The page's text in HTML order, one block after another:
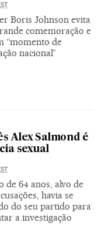
Boris Johnson evita
comemoração e
“momento de
nacional”
Alex Salmond é
sexual
de 64 anos, alvo de
havia se
do seu partido para
a investigação